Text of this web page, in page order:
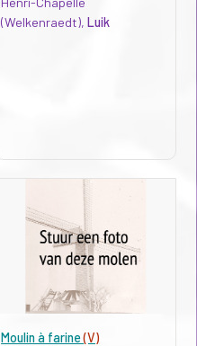
(Welkenraedt),Luik
Moulin à farine(V)